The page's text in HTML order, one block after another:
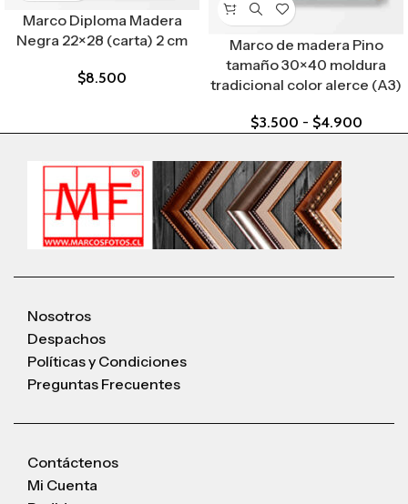
Marco Diploma Madera
Negra 22×28 (carta) 2 cm
$8.500
Marco de madera Pino
tamaño 30×40 moldura
tradicional color alerce (A3)
$3.500 - $4.900
Nosotros
Despachos
Políticas y Condiciones
Preguntas Frecuentes
Contáctenos
Mi Cuenta